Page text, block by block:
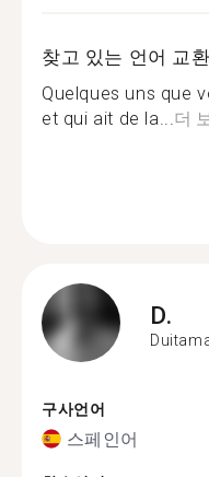
찾고 있는 언어 교
Quelques uns que
et qui ait de la...더
D.
구사언어
스페인어